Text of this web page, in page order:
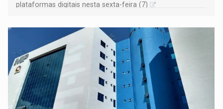
plataformas digitais nesta sexta-feira (7)